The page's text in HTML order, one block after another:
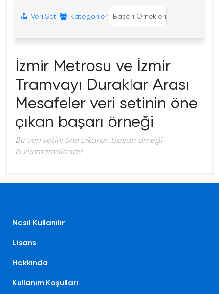
Veri Seti Kategoriler Başarı Örnekleri
İzmir Metrosu ve İzmir
Tramvayı Duraklar Arası
Mesafeler veri setinin öne
çıkan başarı örneği
Bu veri setini öne çıkaran başarı örneği
bulunmamaktadır
Nasıl Kullanılır
Lisans
Hakkında
Kullanım Koşulları